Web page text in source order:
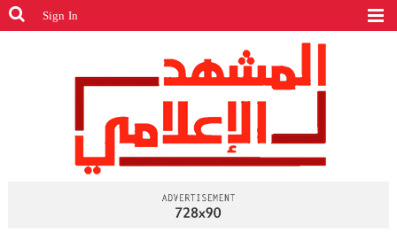
Sign In